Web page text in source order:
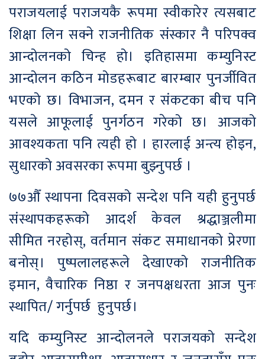
पराजयलाई पराजयकै रूपमा स्वीकारेर त्यसबाट
शिक्षा लिन सक्ने राजनीतिक संस्कार नै परिपक्व
आन्दोलनको चिन्ह हो। इतिहासमा कम्युनिस्ट
आन्दोलन कठिन मोडहरूबाट बारम्बार पुनर्जीवित
भएको छ। विभाजन, दमन र संकटका बीच पनि
यसले आफूलाई पुनर्गठन गरेको छ। आजको
आवश्यकता पनि त्यही हो । हारलाई अन्त्य होइन,
सुधारको अवसरका रूपमा बुझ्नुपर्छ ।
७७औँ स्थापना दिवसको सन्देश पनि यही हुनुपर्छ
संस्थापकहरूको आदर्श केवल श्रद्धाञ्जलीमा
सीमित नरहोस्, वर्तमान संकट समाधानको प्रेरणा
बनोस्। पुष्पलालहरूले देखाएको राजनीतिक
इमान, वैचारिक निष्ठा र जनपक्षधरता आज पुनः
स्थापित/ गर्नुपर्छ हुनुपर्छ।
यदि कम्युनिस्ट आन्दोलनले पराजयको सन्देश